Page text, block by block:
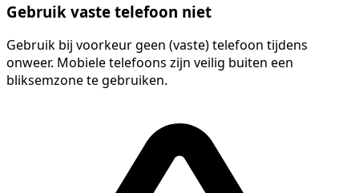
Gebruik vaste telefoon niet
Gebruik bij voorkeur geen (vaste) telefoon tijdens
onweer. Mobiele telefoons zijn veilig buiten een
bliksemzone te gebruiken.